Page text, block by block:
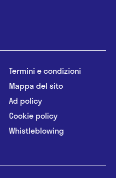
Termini e condizioni
Mappa del sito
Ad policy
Cookie policy
Whistleblowing